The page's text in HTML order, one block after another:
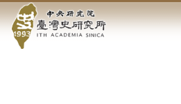
到中
央